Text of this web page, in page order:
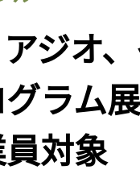
アジオ
ラム
対象